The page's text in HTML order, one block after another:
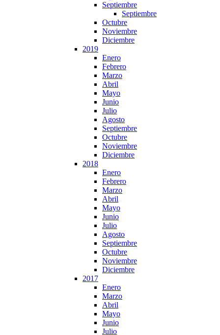
Septiembre
Septiembre
Octubre
Noviembre
Diciembre
2019
Enero
Febrero
Marzo
Abril
Mayo
Junio
Julio
Agosto
Septiembre
Octubre
Noviembre
Diciembre
2018
Enero
Febrero
Marzo
Abril
Mayo
Junio
Julio
Agosto
Septiembre
Octubre
Noviembre
Diciembre
2017
Enero
Marzo
Abril
Mayo
Junio
Julio